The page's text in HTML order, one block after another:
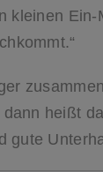
kleinen Ein-
heißt
gute